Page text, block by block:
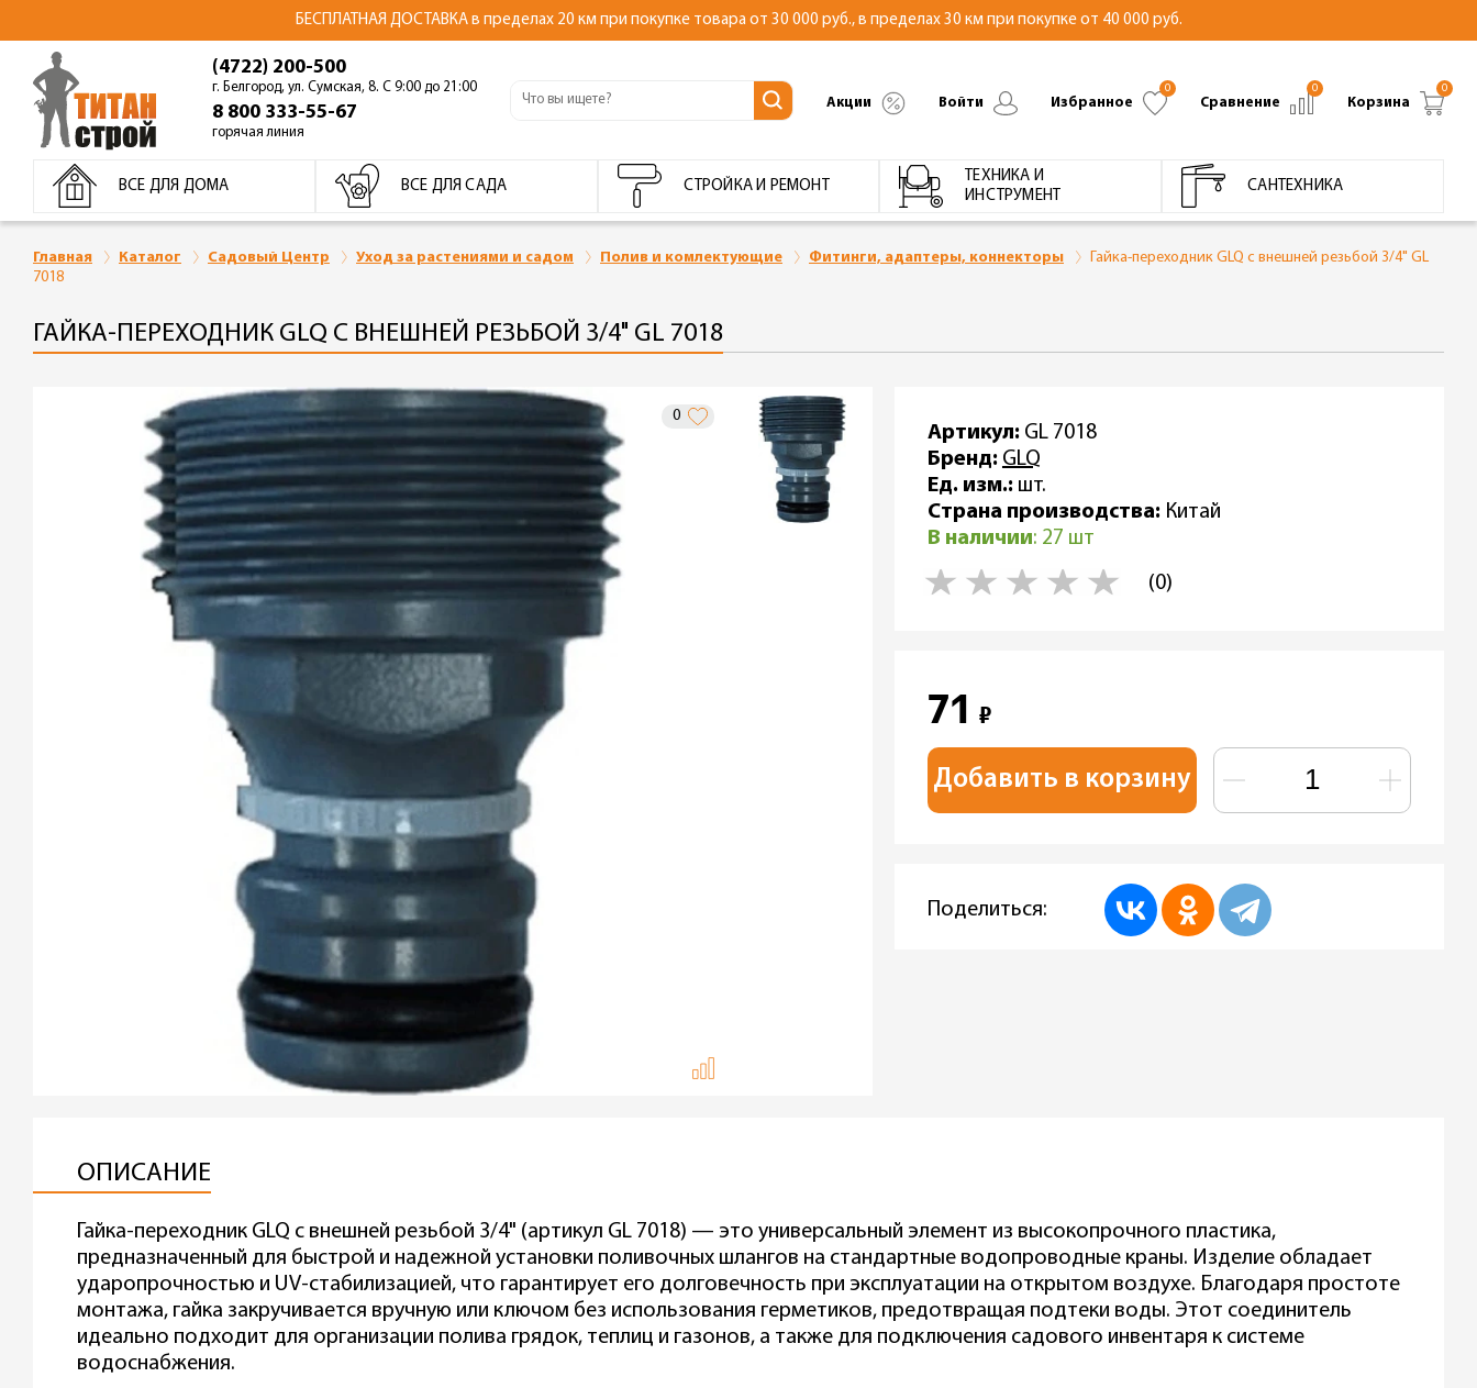
БЕСПЛАТНАЯ ДОСТАВКА в пределах 20 км при покупке товара от 30 000 руб., в пределах 30 км при покупке от 40 000 руб.
(4722) 200-500
г. Белгород, ул. Сумская, 8. С 9:00 до 21:00
8 800 333-55-67
горячая линия
Акции Войти Избранное
0
Сравнение
0
Корзина
0
ВСЕ ДЛЯ ДОМА ВСЕ ДЛЯ САДА СТРОЙКА И РЕМОНТ
ТЕХНИКА И
ИНСТРУМЕНТ
САНТЕХНИКА
Главная Каталог Садовый Центр Уход за растениями и садом Полив и комлектующие Фитинги, адаптеры, коннекторы
Гайка-переходник GLQ с внешней резьбой 3/4" GL
7018
ГАЙКА-ПЕРЕХОДНИК GLQ С ВНЕШНЕЙ РЕЗЬБОЙ 3/4" GL 7018
0
Артикул: GL 7018
Бренд: GLQ
Ед. изм.: шт.
Страна производства: Китай
В наличии: 27 шт
(0)
71 ₽
Добавить в корзину
Поделиться:
ОПИСАНИЕ
Гайка-переходник GLQ с внешней резьбой 3/4" (артикул GL 7018) — это универсальный элемент из высокопрочного пластика,
предназначенный для быстрой и надежной установки поливочных шлангов на стандартные водопроводные краны. Изделие обладает
ударопрочностью и UV-стабилизацией, что гарантирует его долговечность при эксплуатации на открытом воздухе. Благодаря простоте
монтажа, гайка закручивается вручную или ключом без использования герметиков, предотвращая подтеки воды. Этот соединитель
идеально подходит для организации полива грядок, теплиц и газонов, а также для подключения садового инвентаря к системе
водоснабжения.